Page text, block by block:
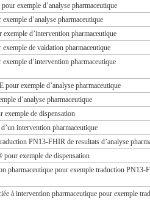
exemple d’analyse pharmaceutique
d’analyse pharmaceutique
d’intervention pharmaceutique
de vaidation pharmaceutique
d’intervention pharmaceutique
exemple d’analyse pharmaceutique
d’analyse pharmaceutique
de dispensation
intervention pharmaceutique
PN13-FHIR de resultats d’analyse
exemple de dispensation
pharmaceutique pour exemple traduction PN13-
à intervention pharmaceutique pour exemple